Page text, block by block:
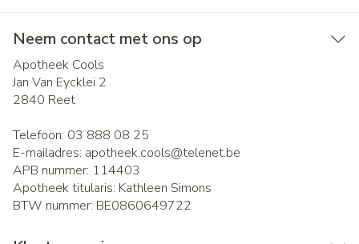
Neem contact met ons op
Apotheek Cools
Jan Van Eycklei 2
2840 Reet
Telefoon: 03 888 08 25
E-mailadres: apotheek.cools@telenet.be
APB nummer: 114403
Apotheek titularis: Kathleen Simons
BTW nummer: BE0860649722